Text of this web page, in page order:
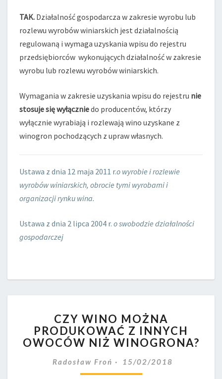
TAK. Działalność gospodarcza w zakresie wyrobu lub
rozlewu wyrobów winiarskich jest działalnością
regulowaną i wymaga uzyskania wpisu do rejestru
przedsiębiorców wykonujących działalność w zakresie
wyrobu lub rozlewu wyrobów winiarskich.
Wymagania w zakresie uzyskania wpisu do rejestru nie
stosuje sięwyłączniedo producentów, którzy
wyłącznie wyrabiają i rozlewają wino uzyskane z
winogron pochodzących z upraw własnych.
Ustawa z dnia 12 maja 2011 r.o wyrobie i rozlewie
wyrobów winiarskich, obrocie tymi wyrobami i
organizacji rynku wina.
Ustawa z dnia 2 lipca 2004 r. o swobodzie działalności
gospodarczej
WINO
MOŻNA
PRODUKOWAĆ
INNYCH
OWOCÓW
CZY WINO MOŻNA
PRODUKOWAĆ Z INNYCH
OWOCÓW NIŻ WINOGRONA?
Radosław Froń 15/02/2018